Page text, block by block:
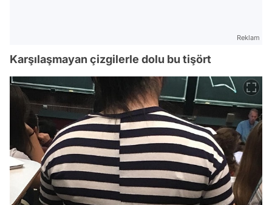
Reklam
Karşılaşmayan çizgilerle dolu bu tişört